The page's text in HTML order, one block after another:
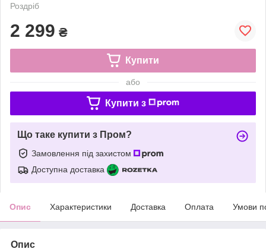
Роздріб
2 299 ₴
Купити
або
Купити з
Що таке купити з Пром?
Замовлення під захистом
Доступна доставка
Опис Характеристики Доставка Оплата Умови
Опис